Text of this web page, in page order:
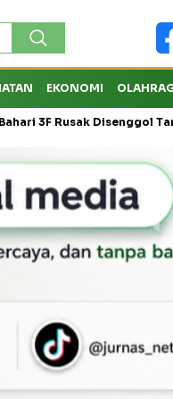
EKONOMI
Disenggol Tanker hingga